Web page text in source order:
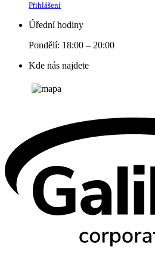
Přihlášení
Úřední hodiny
Pondělí: 18:00 – 20:00
Kde nás najdete